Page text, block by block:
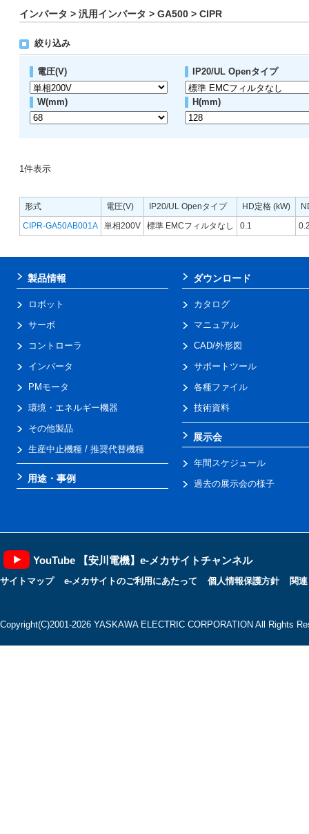
インバータ > 汎用インバータ > GA500 > CIPR
絞り込み
電圧(V) IP20/UL Openタイプ
W(mm) H(mm)
1件表示
形式 電圧(V) IP20/UL Openタイプ HD定格 (kW)
CIPR-GA50AB001A
単相200V 標準 EMCフィルタなし 0.1
製品情報
ロボット
サーボ
コントローラ
インバータ
PMモータ
環境・エネルギー機器
その他製品
生産中止機種 / 推奨代替機種
用途・事例
ダウンロード
カタログ
マニュアル
CAD/外形図
サポートツール
各種ファイル
技術資料
展示会
年間スケジュール
過去の展示会の様子
YouTube 【安川電機】e-メカサイトチャンネル
サイトマップ e-メカサイトのご利用にあたって 個人情報保護方針 関
Copyright(C)2001‐2026 YASKAWA ELECTRIC CORPORATION All Rights